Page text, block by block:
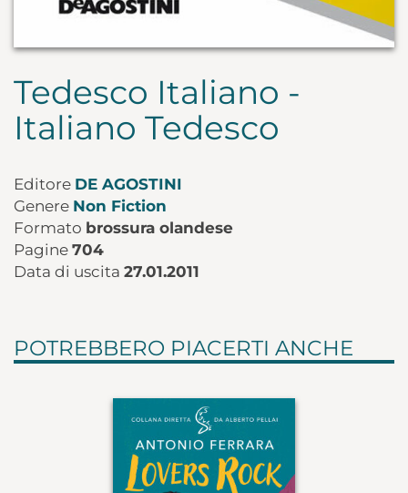
Tedesco Italiano -
Italiano Tedesco
Editore DE AGOSTINI
Genere Non Fiction
Formato brossura olandese
Pagine 704
Data di uscita 27.01.2011
POTREBBERO PIACERTI ANCHE